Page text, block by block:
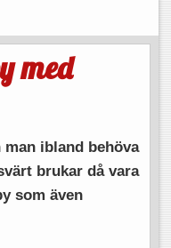
med
ibland behöva
brukar då vara
som även